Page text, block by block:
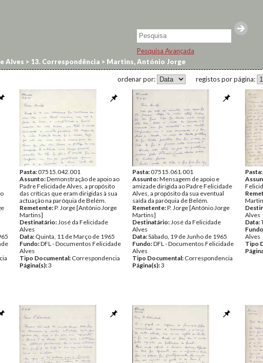
Pesquisa Avançada
Alves > 13. Correspondência > Martins, António Jorge
registos por página:
ordenar por:
Pasta:07515.042.001
Assunto:Demonstração de apoio ao
Padre Felicidade Alves, a propósito
das críticas que eram dirigidas à sua
actuação na paróquia de Belém.
Remetente:P. Jorge [António Jorge
Martins]
Destinatário:José da Felicidade
Alves
Data: Quinta, 11 de Março de 1965
Fundo:DFL - Documentos Felicidade
Alves
Tipo Documental: Correspondencia
Página(s):3
Pasta:07515.061.001
Assunto:Mensagem de apoio e
amizade dirigida ao Padre Felicidade
Alves, a propósito da sua eventual
saída da paróquia de Belém.
Remetente:P. Jorge [António Jorge
Martins]
Destinatário:José da Felicidade
Alves
Data:Sábado, 19 de Junho de 1965
Fundo:DFL - Documentos Felicidade
Alves
Tipo Documental: Correspondencia
Página(s):3
Pasta:
Alves
Data:
Alves
Tipo